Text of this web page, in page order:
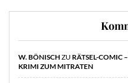
W. BÖNISCHZU RÄTSEL-COMIC
KRIMI ZUM MITRATEN